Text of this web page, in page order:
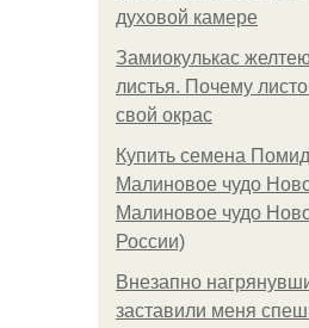
духовой камере
Замиокулькас
листья. Почему
свой окрас
Купить семена
Малиновое чудо
Малиновое чудо
России)
Внезапно
заставили меня